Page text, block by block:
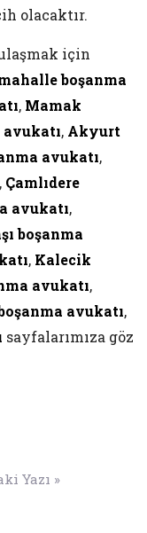
olacaktır.
için
boşanma
, Mamak
avukatı, Akyurt
avukatı,
, Çamlıdere
avukatı,
boşanma
, Kalecik
avukatı,
avukatı,
sayfalarımıza göz
Yazı »